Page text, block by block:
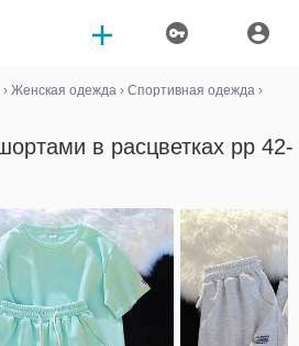
› Женская одежда › Спортивная одежда ›
в расцветках рр 42-